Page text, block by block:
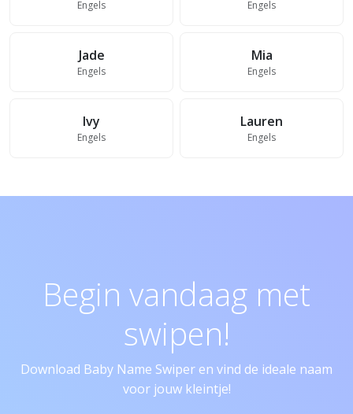
Engels Engels
Jade
Engels
Mia
Engels
Ivy
Engels
Lauren
Engels
Begin vandaag met
swipen!
Download Baby Name Swiper en vind de ideale naam
voor jouw kleintje!